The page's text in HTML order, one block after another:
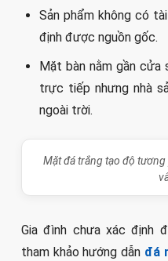
Sản phẩm không có
định được nguồn gốc.
Mặt bàn nằm gần cửa
trực tiếp nhưng nhà
ngoài trời.
Mặt đá trắng tạo độ tương
Gia đình chưa xác định
tham khảo hướng dẫn đá